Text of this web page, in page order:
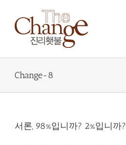
content
Change-8
서론, 98%입니까? 2%입니까?